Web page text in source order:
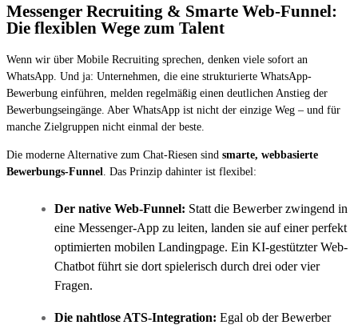
Messenger Recruiting & Smarte Web-Funnel:
Die flexiblen Wege zum Talent
Wenn wir über Mobile Recruiting sprechen, denken viele sofort an
WhatsApp. Und ja: Unternehmen, die eine strukturierte WhatsApp-
Bewerbung einführen, melden regelmäßig einen deutlichen Anstieg der
Bewerbungseingänge. Aber WhatsApp ist nicht der einzige Weg – und für
manche Zielgruppen nicht einmal der beste.
Die moderne Alternative zum Chat-Riesen sind smarte, webbasierte
Bewerbungs-Funnel
. Das Prinzip dahinter ist flexibel:
Der native Web-Funnel: Statt die Bewerber zwingend in
eine Messenger-App zu leiten, landen sie auf einer perfekt
optimierten mobilen Landingpage. Ein KI-gestützter Web-
Chatbot führt sie dort spielerisch durch drei oder vier
Fragen.
Die nahtlose ATS-Integration: Egal ob der Bewerber